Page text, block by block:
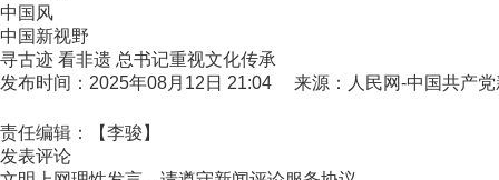
中国风
中国新视野
寻古迹 看非遗 总书记重视文化传承
发布时间：2025年08月12日 21:04 来源：人民网-中国共产党
责任编辑：【李骏】
发表评论